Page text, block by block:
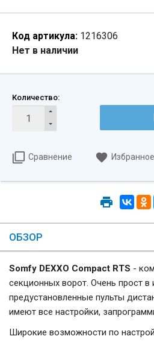
Код артикула: 1216306
Нет в наличии
Количество:
Сравнение Избранное
ОБЗОР
Somfy DEXXO Compact RTS -
секционных ворот. Очень прост в
предустановленные пульты
имеют все настройки,
Широкие возможности по